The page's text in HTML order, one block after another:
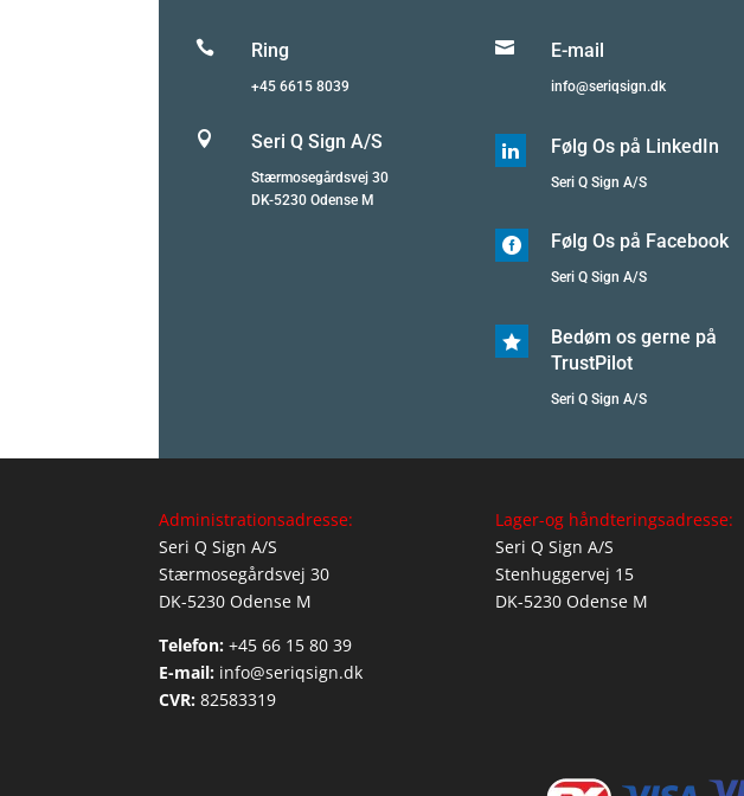
 Ring
+45 6615 8039
 Seri Q Sign A/S
Stærmosegårdsvej 30
DK-5230 Odense M
 E-mail
info@seriqsign.dk
 Følg Os på LinkedIn
Seri Q Sign A/S
 Følg Os på Facebook
Seri Q Sign A/S

Bedøm os gerne på
TrustPilot
Seri Q Sign A/S
Administrationsadresse:
Seri Q Sign A/S
Stærmosegårdsvej 30
DK-5230 Odense M
Telefon: +45 66 15 80 39
E-mail: info@seriqsign.dk
CVR: 82583319
Lager-og håndteringsadresse:
Seri Q Sign A/S
Stenhuggervej 15
DK-5230 Odense M